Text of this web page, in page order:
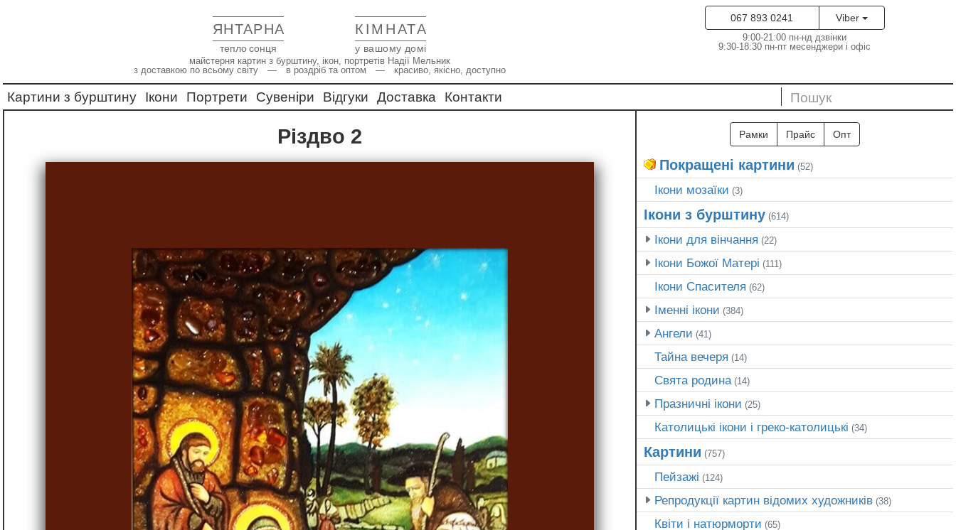
ЯНТАРНА КІМНАТА
тепло сонця у вашому домі
майстерня картин з бурштину, ікон, портретів Надії Мельник
з доставкою по всьому світу — в роздріб та оптом — красиво, якісно, доступно
067 893 0241 Viber
9:00-21:00 пн-нд дзвінки
9:30-18:30 пн-пт месенджери і офіс
Картини з бурштину Ікони Портрети Сувеніри Відгуки Доставка Контакти
Різдво 2 Рамки Прайс Опт
Покращені картини (52)
Ікони мозаїки (3)
Ікони з бурштину(614)
Ікони для вінчання (22)
Ікони Божої Матері (111)
Ікони Спасителя (62)
Іменні ікони (384)
Ангели (41)
Тайна вечеря (14)
Свята родина(14)
Празничні ікони (25)
Католицькі ікони і греко-католицькі (34)
Картини (757)
Пейзажі (124)
Репродукції картин відомих художників(38)
Квіти і натюрморти (65)